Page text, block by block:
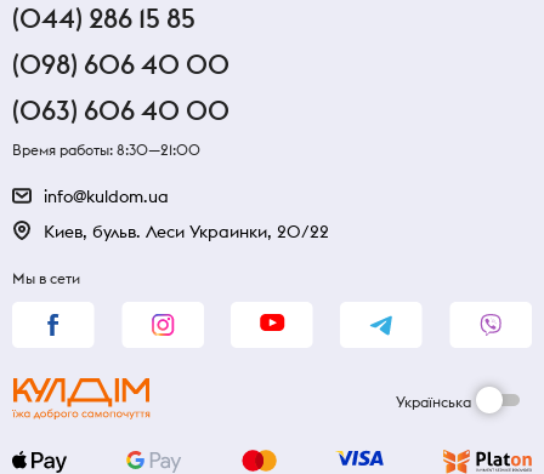
(044) 286 15 85
(098) 606 40 00
(063) 606 40 00
Время работы: 8:30—21:00
info@kuldom.ua
Киев, бульв. Леси Украинки, 20/22
Мы в сети
Українська